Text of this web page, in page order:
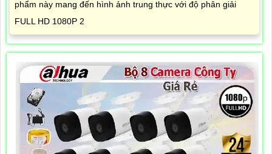
phẩm này mang đến hình ảnh trung thực với độ phân giải
FULL HD 1080P 2